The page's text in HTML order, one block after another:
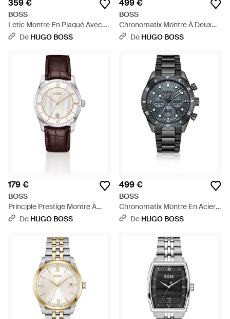
359 €
BOSS
Letic Montre En Plaqué Avec
Bracelet En Silicone Perforé -
De HUGO BOSS
499 €
BOSS
Chronomatix Montre À Deux
Tons À Cadran Texturé
De HUGO BOSS
179 €
BOSS
Principle Prestige Montre À
Cadran Blanc Argenté Texturé -
De HUGO BOSS
499 €
BOSS
Chronomatix Montre En Acier
Plaqué À Cadran Monogrammé
De HUGO BOSS